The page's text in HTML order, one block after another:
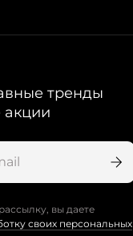
тренды
акции
вы даете
своих персональных